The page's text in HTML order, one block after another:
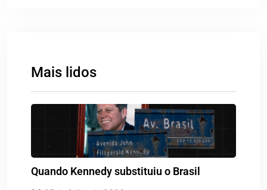
Mais lidos
Quando Kennedy substituiu o Brasil